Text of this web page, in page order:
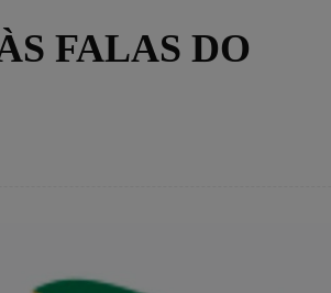
FALAS DO